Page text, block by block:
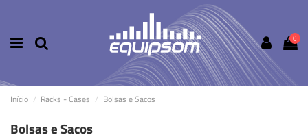
0
Início Racks - Cases Bolsas e Sacos
Bolsas e Sacos